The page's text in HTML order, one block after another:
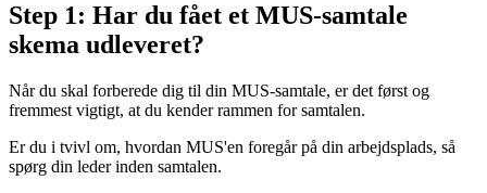
Step 1: Har du fået et MUS-samtale
skema udleveret?
Når du skal forberede dig til din MUS-samtale, er det først og
fremmest vigtigt, at du kender rammen for samtalen.
Er du i tvivl om, hvordan MUS'en foregår på din arbejdsplads, så
spørg din leder inden samtalen.